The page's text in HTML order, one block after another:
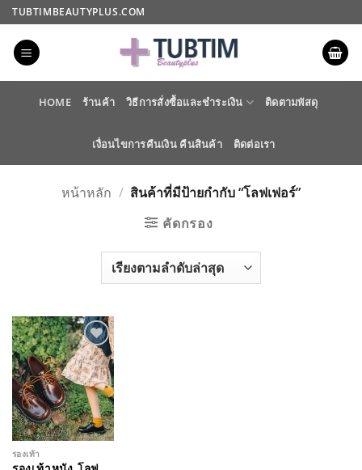
ข้าม
ไป
เนื้อหา
TUBTIMBEAUTYPLUS.COM
HOME ร้านค้า วิธีการสั่งซื้อและชำระเงิน ติดตามพัสดุ
เงื่อนไขการคืนเงิน คืนสินค้า ติดต่อเรา
หน้าหลัก / สินค้าที่มีป้ายกำกับ “โลฟเฟอร์”
คัดกรอง
ADD TO
WISHLIST
รองเท้า